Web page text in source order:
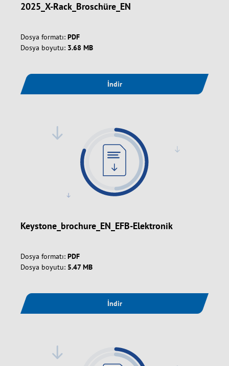
2025_X-Rack_Broschüre_EN
Dosya formatı: PDF
Dosya boyutu: 3.68 MB
İndir
Keystone_brochure_EN_EFB-Elektronik
Dosya formatı: PDF
Dosya boyutu: 5.47 MB
İndir